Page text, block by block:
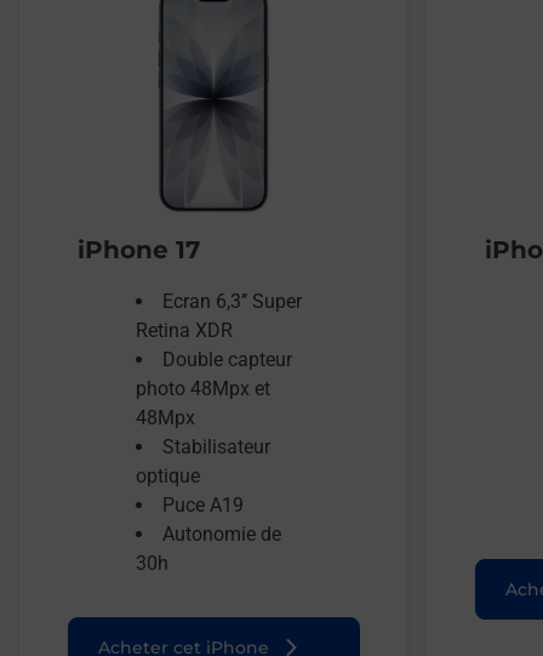
iPhone 17
Ecran 6,3’’ Super
Retina XDR
Double capteur
photo 48Mpx et
48Mpx
Stabilisateur
optique
Puce A19
Autonomie de
30h
Acheter cet iPhone